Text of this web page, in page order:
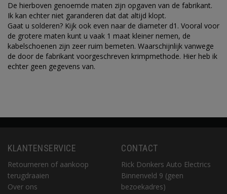
De hierboven genoemde maten zijn opgaven van de fabrikant.
Ik kan echter niet garanderen dat dat altijd klopt.
Gaat u solderen? Kijk ook even naar de diameter d1. Vooral voor
de grotere maten kunt u vaak 1 maat kleiner nemen, de
kabelschoenen zijn zeer ruim bemeten. Waarschijnlijk vanwege
de door de fabrikant voorgeschreven krimpmethode. Hier heb ik
echter geen gegevens van.
KLANTENSERVICE
Retourneren of aankoop
terugdraaien
Over ons
CONTACT
Rick Donkers Auto Electrics
Binnenveld 9 (geen
bezoekadres)